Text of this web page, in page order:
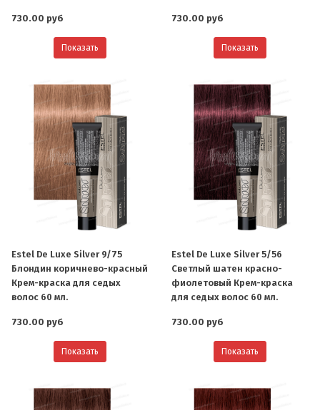
730.00 руб
Показать
730.00 руб
Показать
Estel De Luxe Silver 9/75
Блондин коричнево-красный
Крем-краска для седых
волос 60 мл.
730.00 руб
Показать
Estel De Luxe Silver 5/56
Светлый шатен красно-
фиолетовый Крем-краска
для седых волос 60 мл.
730.00 руб
Показать